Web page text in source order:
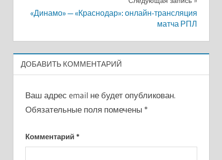
«Динамо» — «Краснодар»: онлайн-трансляция
матча РПЛ
ДОБАВИТЬ КОММЕНТАРИЙ
Ваш адрес email не будет опубликован.
Обязательные поля помечены *
Комментарий *